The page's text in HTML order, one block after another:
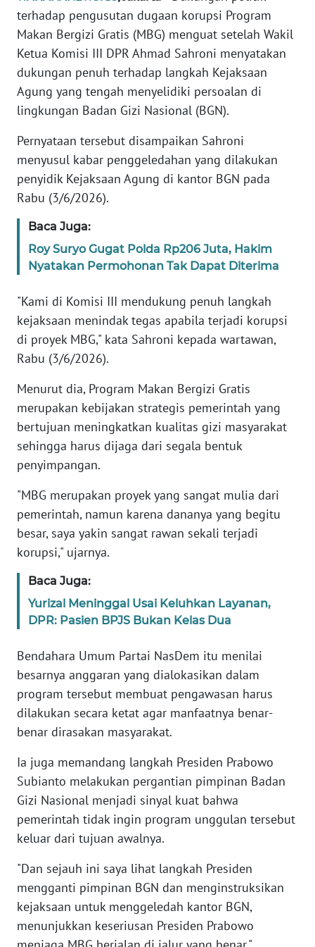
terhadap pengusutan dugaan korupsi Program
Makan Bergizi Gratis (MBG) menguat setelah Wakil
Ketua Komisi III DPR Ahmad Sahroni menyatakan
dukungan penuh terhadap langkah Kejaksaan
Agung yang tengah menyelidiki persoalan di
lingkungan Badan Gizi Nasional (BGN).
Pernyataan tersebut disampaikan Sahroni
menyusul kabar penggeledahan yang dilakukan
penyidik Kejaksaan Agung di kantor BGN pada
Rabu (3/6/2026).
Baca Juga:
Roy Suryo Gugat Polda Rp206 Juta, Hakim
Nyatakan Permohonan Tak Dapat Diterima
"Kami di Komisi III mendukung penuh langkah
kejaksaan menindak tegas apabila terjadi korupsi
di proyek MBG," kata Sahroni kepada wartawan,
Rabu (3/6/2026).
Menurut dia, Program Makan Bergizi Gratis
merupakan kebijakan strategis pemerintah yang
bertujuan meningkatkan kualitas gizi masyarakat
sehingga harus dijaga dari segala bentuk
penyimpangan.
"MBG merupakan proyek yang sangat mulia dari
pemerintah, namun karena dananya yang begitu
besar, saya yakin sangat rawan sekali terjadi
korupsi," ujarnya.
Baca Juga:
Yurizal Meninggal Usai Keluhkan Layanan,
DPR: Pasien BPJS Bukan Kelas Dua
Bendahara Umum Partai NasDem itu menilai
besarnya anggaran yang dialokasikan dalam
program tersebut membuat pengawasan harus
dilakukan secara ketat agar manfaatnya benar-
benar dirasakan masyarakat.
Ia juga memandang langkah Presiden Prabowo
Subianto melakukan pergantian pimpinan Badan
Gizi Nasional menjadi sinyal kuat bahwa
pemerintah tidak ingin program unggulan tersebut
keluar dari tujuan awalnya.
"Dan sejauh ini saya lihat langkah Presiden
mengganti pimpinan BGN dan menginstruksikan
kejaksaan untuk menggeledah kantor BGN,
menunjukkan keseriusan Presiden Prabowo
Informasi
INDEKS
BERITA
KONTAK
KAMI
INFO
IKLAN
TENTANG
PEDOMAN
MEDIA
SIBER
KARIR
DISCLAIMER
Wahana
Regional
SUMUT
WN
JAKARTA
JABAR
BANTEN
WN
NTT
KEPRI
WN
PAPUA
PAPUA
WN
RIAU